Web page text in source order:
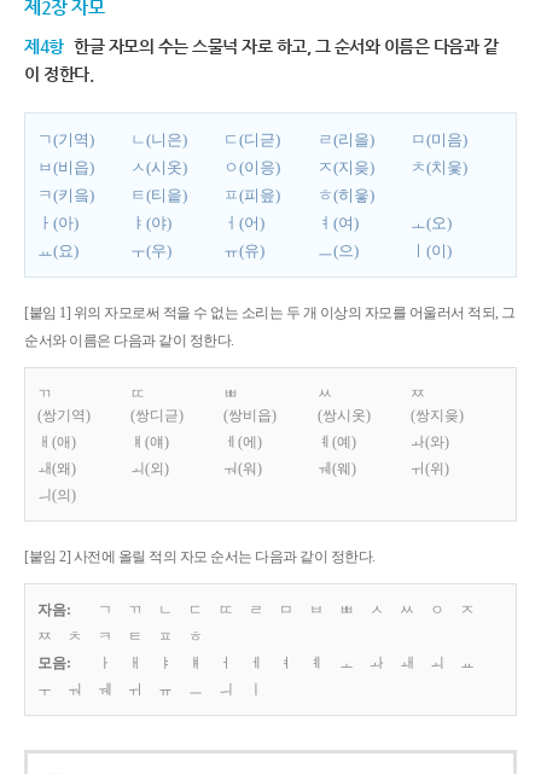
제2장 자모
제4항 한글 자모의 수는 스물넉 자로 하고, 그 순서와 이름은 다음과 같
이 정한다.
ㄱ(기역) ㄴ(니은) ㄷ(디귿) ㄹ(리을)
ㅁ(미음)
ㅂ(비읍)
ㅅ(시옷) ㅇ(이응) ㅈ(지읒)
ㅊ(치읓)
ㅋ(키읔)
ㅌ(티읕) ㅍ(피읖)
ㅎ(히읗)
ㅏ(아)
ㅑ(야) ㅓ(어) ㅕ(여)
ㅗ(오)
ㅛ(요)
ㅜ(우) ㅠ(유) ㅡ(으) ㅣ(이)
[붙임 1] 위의 자모로써 적을 수 없는 소리는 두 개 이상의 자모를 어울러서 적되, 그
순서와 이름은 다음과 같이 정한다.
ㄲ
(쌍기역)
ㄸ
(쌍디귿)
ㅃ
(쌍비읍)
ㅆ
(쌍시옷)
ㅉ
(쌍지읒)
ㅐ(애)
ㅒ(얘) ㅔ(에) ㅖ(예)
ㅘ(와)
ㅙ(왜)
ㅚ(외) ㅝ(워) ㅞ(웨)
ㅟ(위)
ㅢ(의)
[붙임 2] 사전에 올릴 적의 자모 순서는 다음과 같이 정한다.
자음: ㄱ ㄲ ㄴ ㄷ ㄸ ㄹ ㅁ ㅂ ㅃ ㅅ ㅆ ㅇ
ㅈ
ㅉ
ㅊ ㅋ ㅌ ㅍ
ㅎ
모음:
ㅏ ㅐ ㅑ ㅒ ㅓ ㅔ ㅕ ㅖ ㅗ ㅘ ㅙ ㅚ
ㅛ
ㅜ
ㅝ ㅞ ㅟ ㅠ ㅡ ㅢ